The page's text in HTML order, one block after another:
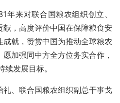
年来对联合国粮农组织创立、
，高度评价中国在保障粮食安
就，赞赏中国为推动全球粮农
加强同中方全方位务实合作，
发展目标。
、联合国粮农组织副总干事戈